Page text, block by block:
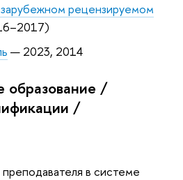
зарубежном рецензируемом
— 2023, 2014
образование /
/
в системе